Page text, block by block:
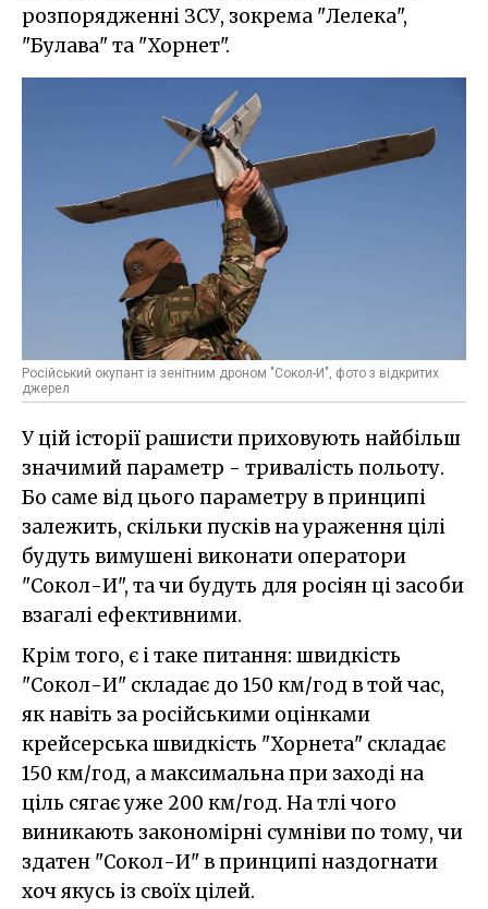
розпорядженні ЗСУ, зокрема "Лелека",
"Булава" та "Хорнет".
Російський окупант із зенітним дроном "Сокол-И", фото з відкритих
джерел
У цій історії рашисти приховують найбільш
значимий параметр - тривалість польоту.
Бо саме від цього параметру в принципі
залежить, скільки пусків на ураження цілі
будуть вимушені виконати оператори
"Сокол-И", та чи будуть для росіян ці засоби
взагалі ефективними.
Крім того, є і таке питання: швидкість
"Сокол-И" складає до 150 км/год в той час,
як навіть за російськими оцінками
крейсерська швидкість "Хорнета" складає
150 км/год, а максимальна при заході на
ціль сягає уже 200 км/год. На тлі чого
виникають закономірні сумніви по тому, чи
здатен "Сокол-И" в принципі наздогнати
хоч якусь із своїх цілей.